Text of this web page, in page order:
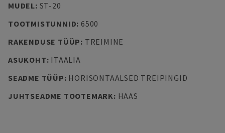
MUDEL: ST-20
TOOTMISTUNNID: 6500
RAKENDUSE TÜÜP: TREIMINE
ASUKOHT: ITAALIA
SEADME TÜÜP: HORISONTAALSED TREIPINGID
JUHTSEADME TOOTEMARK: HAAS